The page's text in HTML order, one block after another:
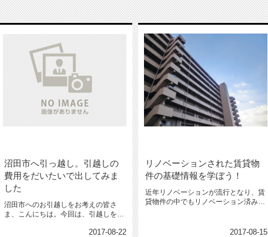
沼田市へ引っ越し。引越しの
費用をだいたいで出してみま
した
沼田市へのお引越しをお考えの皆さ
ま、こんにちは。今回は、引越しをす
2017-08-22
リノベーションされた賃貸物
件の基礎情報を学ぼう！
近年リノベーションが流行となり、賃
貸物件の中でもリノベーション済みの
2017-08-15